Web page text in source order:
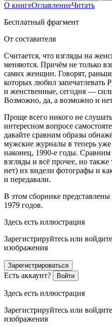
О книгеОглавлениеЧитать
Бесплатный фрагмент
От составителя
Считается, что взгляды на
меняются. Причём не только
самих женщин. Говорят,
которых любил запечатлевать
и женственные, сегодня —
Возможно, да, а возможно и
Проще всего никого не
интересном вопросе
давайте сравним образы
мужские журналы в теперь уже
наконец, 1990-е годы.
взгляды и всё прочее, но
нет) их видели фотографы и
и передавали.
В этом сборнике
1979 годов.
Здесь есть иллюстрация
Зарегистрируйтесь или
изображения
Зарегистрироваться
Есть аккаунт? Войти
Здесь есть иллюстрация
Зарегистрируйтесь или
изображения